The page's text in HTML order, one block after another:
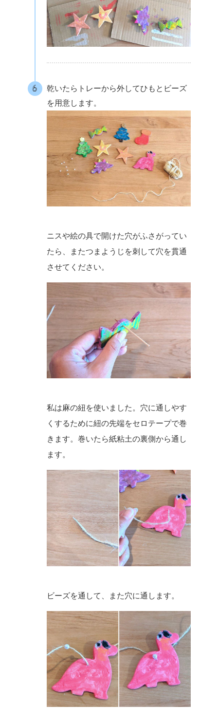
乾いたらトレーから外してひもとビーズ
を用意します。
ニスや絵の具で開けた穴がふさがってい
たら、またつまようじを刺して穴を貫通
させてください。
私は麻の紐を使いました。穴に通しやす
くするために紐の先端をセロテープで巻
きます。巻いたら紙粘土の裏側から通し
ます。
ビーズを通して、また穴に通します。